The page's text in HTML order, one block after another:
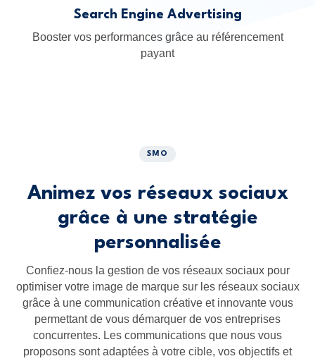
Search Engine Advertising
Booster vos performances grâce au référencement
payant
SMO
Animez vos réseaux sociaux
grâce à une stratégie
personnalisée
Confiez-nous la gestion de vos réseaux sociaux pour
optimiser votre image de marque sur les réseaux sociaux
grâce à une communication créative et innovante vous
permettant de vous démarquer de vos entreprises
concurrentes. Les communications que nous vous
proposons sont adaptées à votre cible, vos objectifs et